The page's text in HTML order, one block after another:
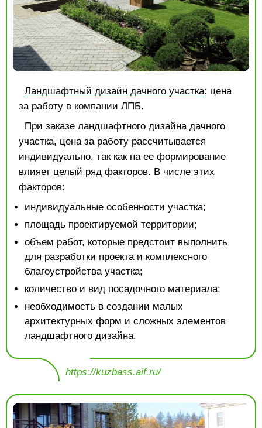
Ландшафтный дизайн дачного участка: цена
за работу в компании ЛПБ.
При заказе ландшафтного дизайна дачного
участка, цена за работу рассчитывается
индивидуально, так как на ее формирование
влияет целый ряд факторов. В числе этих
факторов:
индивидуальные особенности участка;
площадь проектируемой территории;
объем работ, которые предстоит выполнить
для разработки проекта и комплексного
благоустройства участка;
количество и вид посадочного материала;
необходимость в создании малых
архитектурных форм и сложных элементов
ландшафтного дизайна.
https://kuzbass.aif.ru/